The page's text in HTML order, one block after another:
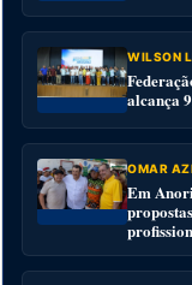
WILSON
alcança
OMAR
Em